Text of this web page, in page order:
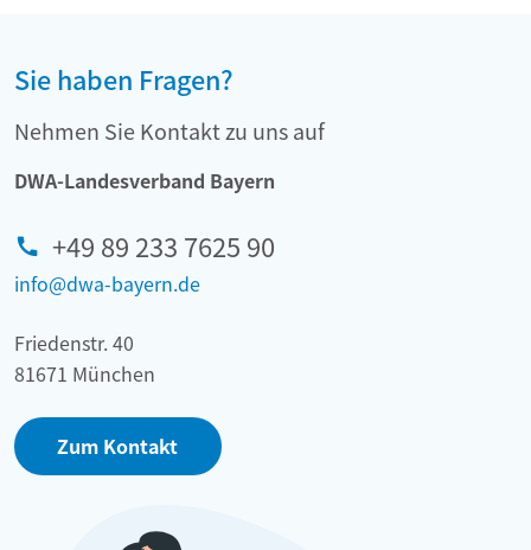
Sie haben Fragen?
Nehmen Sie Kontakt zu uns auf
DWA-Landesverband Bayern
+49 89 233 7625 90
info@dwa-bayern.de
Friedenstr. 40
81671 München
Zum Kontakt